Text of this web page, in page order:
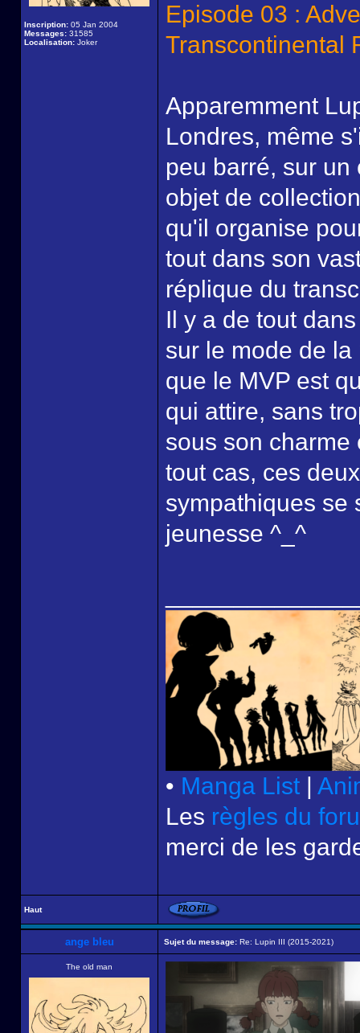
Inscription: 05 Jan 2004
Messages: 31585
Localisation: Joker
Episode 03 :
Transcontinental
Apparemment
Londres, même
peu barré, sur
objet de
qu'il organise
tout dans son
réplique du
Il y a de tout
sur le mode de
que le MVP est
qui attire, sans
sous son charme
tout cas, ces
sympathiques se
jeunesse ^_^
• Manga List |
Les règles du
merci de les
Haut
ange bleu Sujet du message: Re: Lupin III (2015-2021)
The old man